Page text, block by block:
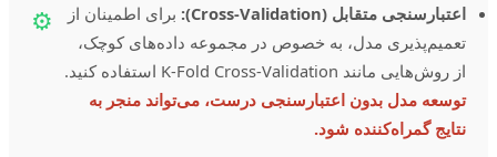
⚙️ اعتبارسنجی متقابل (Cross-Validation):
برای اطمینان از
تعمیم‌پذیری مدل، به خصوص در مجموعه داده‌های کوچک،
از روش‌هایی مانند K-Fold Cross-Validation استفاده کنید.
توسعه مدل بدون اعتبارسنجی درست، می‌تواند منجر به
نتایج گمراه‌کننده شود.